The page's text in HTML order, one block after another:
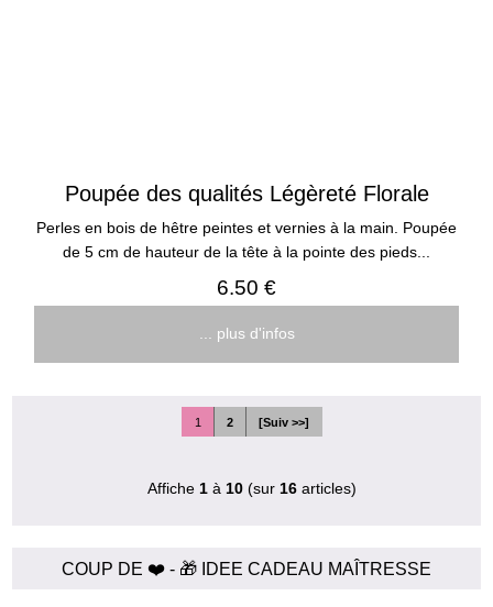
Poupée des qualités Légèreté Florale
Perles en bois de hêtre peintes et vernies à la main. Poupée
de 5 cm de hauteur de la tête à la pointe des pieds...
6.50 €
... plus d'infos
1 2 [Suiv >>]
Affiche 1 à 10 (sur 16 articles)
COUP DE ❤️ - 🎁 IDEE CADEAU MAÎTRESSE